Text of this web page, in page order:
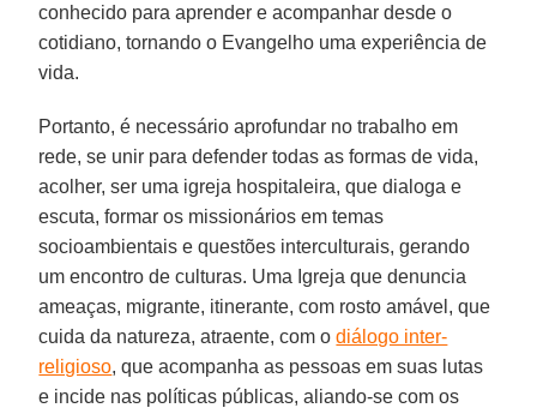
conhecido para aprender e acompanhar desde o
cotidiano, tornando o Evangelho uma experiência de
vida.
Portanto, é necessário aprofundar no trabalho em
rede, se unir para defender todas as formas de vida,
acolher, ser uma igreja hospitaleira, que dialoga e
escuta, formar os missionários em temas
socioambientais e questões interculturais, gerando
um encontro de culturas. Uma Igreja que denuncia
ameaças, migrante, itinerante, com rosto amável, que
cuida da natureza, atraente, com odiálogo inter-
religioso, que acompanha as pessoas em suas lutas
e incide nas políticas públicas, aliando-se com os